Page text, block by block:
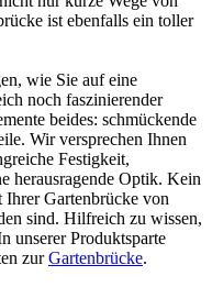
ist ebenfalls ein toller
wie Sie auf eine
noch faszinierender
beides: schmückende
Wir versprechen Ihnen
Festigkeit,
herausragende Optik. Kein
Ihrer Gartenbrücke von
sind. Hilfreich zu wissen,
unserer Produktsparte
zurGartenbrücke.